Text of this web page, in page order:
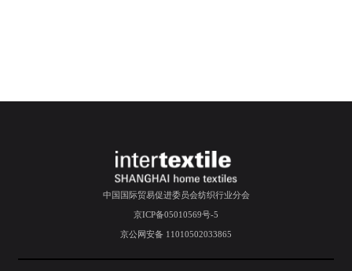
中国国际贸易促进委员会纺织行业分会
京ICP备05010569号-5
京公网安备 11010502033865